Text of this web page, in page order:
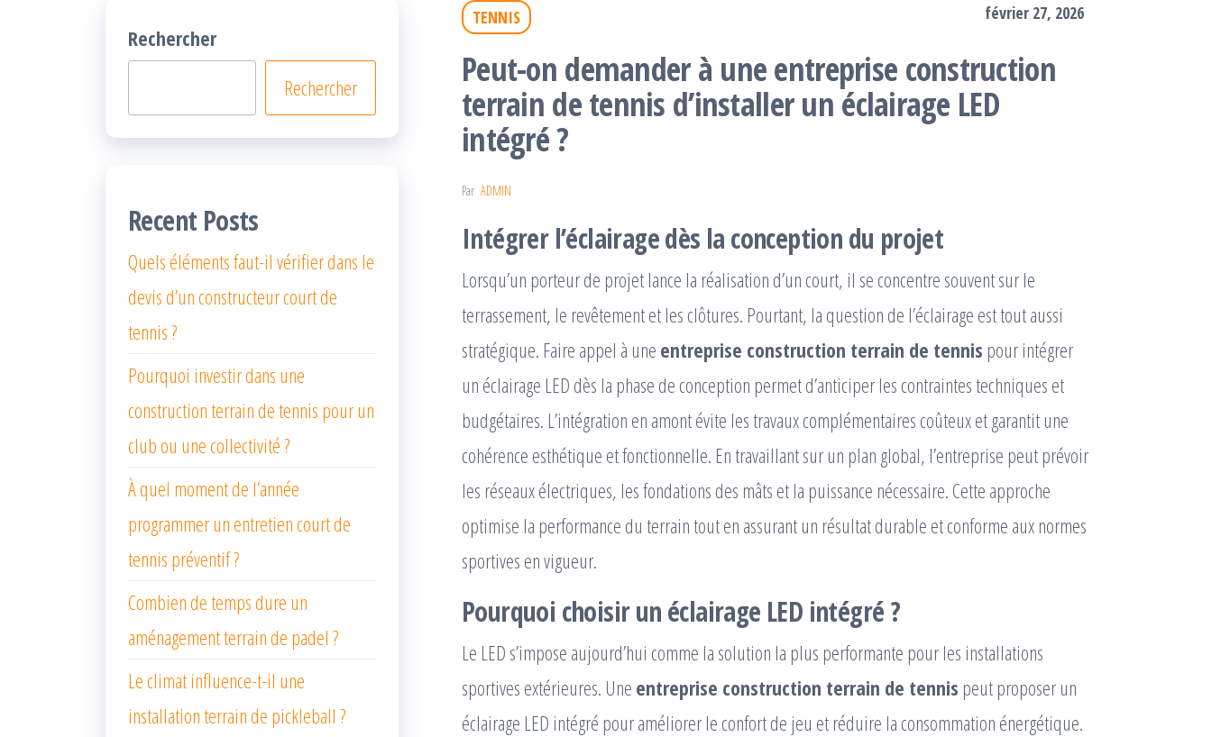
TENNIS février 27, 2026
Peut-on demander à une entreprise construction
terrain de tennis d’installer un éclairage LED
intégré ?
Par ADMIN
Intégrer l’éclairage dès la conception du projet
Lorsqu’un porteur de projet lance la réalisation d’un court, il se concentre souvent sur le
terrassement, le revêtement et les clôtures. Pourtant, la question de l’éclairage est tout aussi
stratégique. Faire appel à une entreprise construction terrain de tennis pour intégrer
un éclairage LED dès la phase de conception permet d’anticiper les contraintes techniques et
budgétaires. L’intégration en amont évite les travaux complémentaires coûteux et garantit une
cohérence esthétique et fonctionnelle. En travaillant sur un plan global, l’entreprise peut prévoir
les réseaux électriques, les fondations des mâts et la puissance nécessaire. Cette approche
optimise la performance du terrain tout en assurant un résultat durable et conforme aux normes
sportives en vigueur.
Pourquoi choisir un éclairage LED intégré ?
Le LED s’impose aujourd’hui comme la solution la plus performante pour les installations
sportives extérieures. Une entreprise construction terrain de tennis peut proposer un
éclairage LED intégré pour améliorer le confort de jeu et réduire la consommation énergétique.
Rechercher
Rechercher
Recent Posts
Quels éléments faut-il vérifier dans le
devis d’un constructeur court de
tennis ?
Pourquoi investir dans une
construction terrain de tennis pour un
club ou une collectivité ?
À quel moment de l’année
programmer un entretien court de
tennis préventif ?
Combien de temps dure un
aménagement terrain de padel ?
Le climat influence-t-il une
installation terrain de pickleball ?